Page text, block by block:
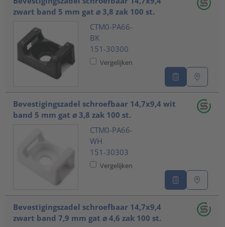
zwart band 5 mm gat ⌀ 3,8 zak 100 st.
CTM0-PA66-
BK
151-30300
Vergelijken
Bevestigingszadel schroefbaar 14,7x9,4 wit
band 5 mm gat ⌀ 3,8 zak 100 st.
CTM0-PA66-
WH
151-30303
Vergelijken
Bevestigingszadel schroefbaar 14,7x9,4
zwart band 7,9 mm gat ⌀ 4,6 zak 100 st.